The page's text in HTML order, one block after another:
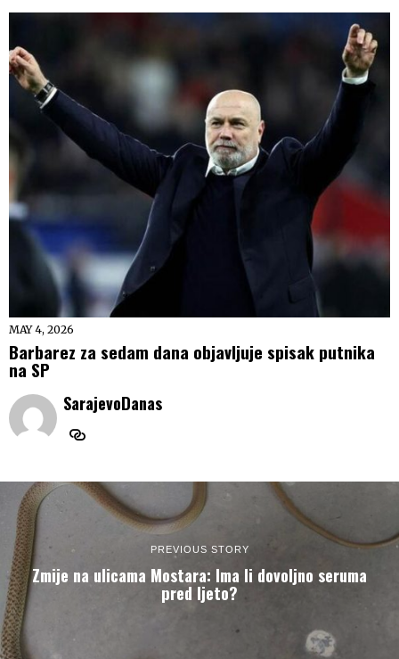
MAY 4, 2026
Barbarez za sedam dana objavljuje spisak putnika
na SP
SarajevoDanas
PREVIOUS STORY
Zmije na ulicama Mostara: Ima li dovoljno seruma
pred ljeto?